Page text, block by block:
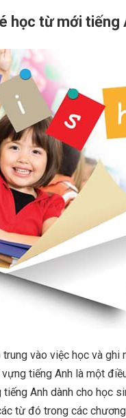
học từ mới tiếng
vào việc học và ghi
tiếng Anh là một
Anh dành cho học
từ đó trong các